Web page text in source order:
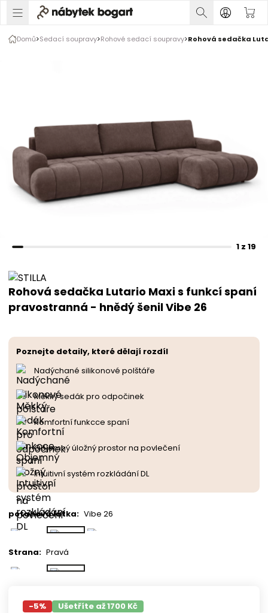
Domů Sedací soupravy Rohové sedací soupravy Rohová sedačka
1 z 19
Rohová sedačka Lutario Maxi s funkcí spaní
pravostranná - hnědý šenil Vibe 26
Poznejte detaily, které dělají rozdíl
Nadýchané silikonové polštáře
Měkký sedák pro odpočinek
Komfortní funkcce spaní
Objemný úložný prostor na povlečení
Intuitivní systém rozkládání DL
potahová látka: Vibe 26
Strana: Pravá
-5% Ušetříte až 1700 Kč